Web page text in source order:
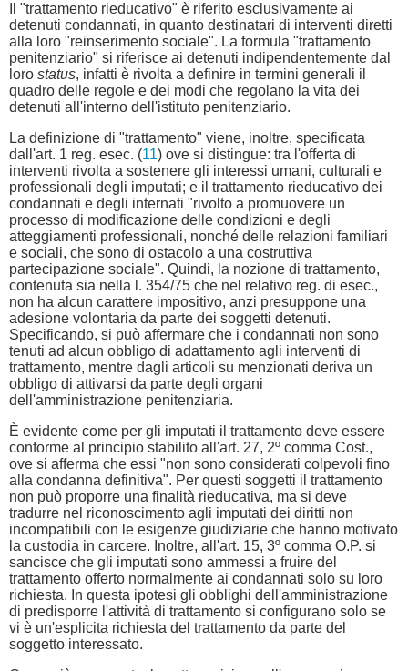
Il "trattamento rieducativo" è riferito esclusivamente ai
detenuti condannati, in quanto destinatari di interventi diretti
alla loro "reinserimento sociale". La formula "trattamento
penitenziario" si riferisce ai detenuti indipendentemente dal
loro status, infatti è rivolta a definire in termini generali il
quadro delle regole e dei modi che regolano la vita dei
detenuti all'interno dell'istituto penitenziario.
La definizione di "trattamento" viene, inoltre, specificata
dall'art. 1 reg. esec. (11) ove si distingue: tra l'offerta di
interventi rivolta a sostenere gli interessi umani, culturali e
professionali degli imputati; e il trattamento rieducativo dei
condannati e degli internati "rivolto a promuovere un
processo di modificazione delle condizioni e degli
atteggiamenti professionali, nonché delle relazioni familiari
e sociali, che sono di ostacolo a una costruttiva
partecipazione sociale". Quindi, la nozione di trattamento,
contenuta sia nella l. 354/75 che nel relativo reg. di esec.,
non ha alcun carattere impositivo, anzi presuppone una
adesione volontaria da parte dei soggetti detenuti.
Specificando, si può affermare che i condannati non sono
tenuti ad alcun obbligo di adattamento agli interventi di
trattamento, mentre dagli articoli su menzionati deriva un
obbligo di attivarsi da parte degli organi
dell'amministrazione penitenziaria.
È evidente come per gli imputati il trattamento deve essere
conforme al principio stabilito all'art. 27, 2º comma Cost.,
ove si afferma che essi "non sono considerati colpevoli fino
alla condanna definitiva". Per questi soggetti il trattamento
non può proporre una finalità rieducativa, ma si deve
tradurre nel riconoscimento agli imputati dei diritti non
incompatibili con le esigenze giudiziarie che hanno motivato
la custodia in carcere. Inoltre, all'art. 15, 3º comma O.P. si
sancisce che gli imputati sono ammessi a fruire del
trattamento offerto normalmente ai condannati solo su loro
richiesta. In questa ipotesi gli obblighi dell'amministrazione
di predisporre l'attività di trattamento si configurano solo se
vi è un'esplicita richiesta del trattamento da parte del
soggetto interessato.